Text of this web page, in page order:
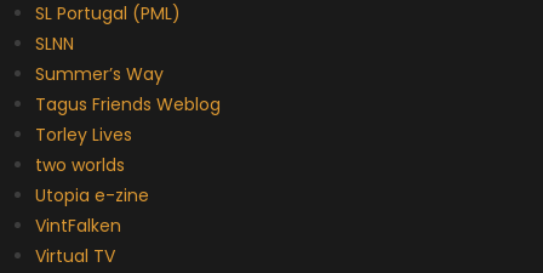
SL Portugal (PML)
SLNN
Summer’s Way
Tagus Friends Weblog
Torley Lives
two worlds
Utopia e-zine
VintFalken
Virtual TV